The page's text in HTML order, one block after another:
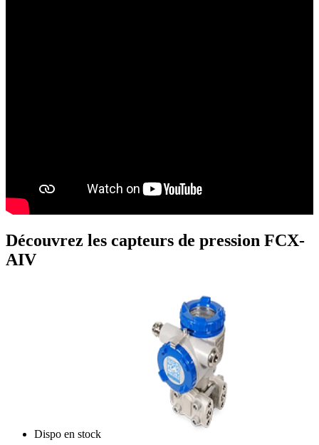
Découvrez les capteurs de pression FCX-
AIV
Dispo en stock